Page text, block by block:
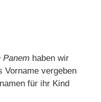
Panem haben wir
Vorname vergeben
für ihr Kind